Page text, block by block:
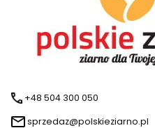
+48 504 300 050
sprzedaz@polskieziarno.pl